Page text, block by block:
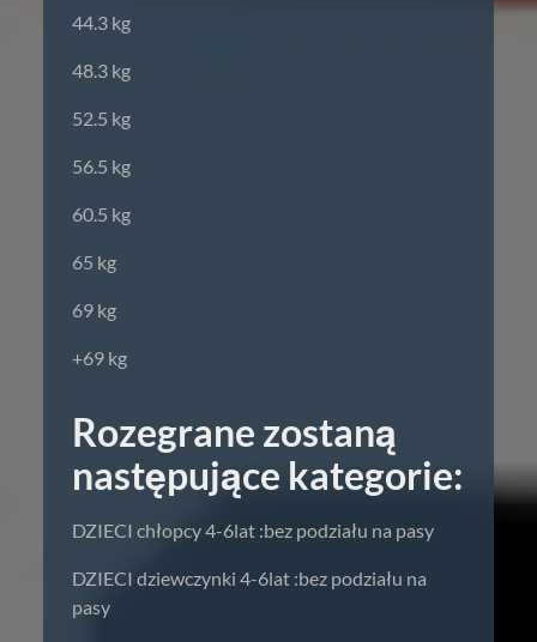
44.3 kg
48.3 kg
52.5 kg
56.5 kg
60.5 kg
65 kg
69 kg
+69 kg
Rozegrane zostaną
następujące kategorie:
DZIECI chłopcy 4-6lat :bez podziału na pasy
DZIECI dziewczynki 4-6lat :bez podziału na
pasy